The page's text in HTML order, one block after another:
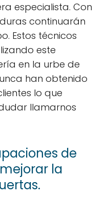
especialista. Con
continuarán
Estos técnicos
este
en la urbe de
han obtenido
lo que
llamarnos
de
la